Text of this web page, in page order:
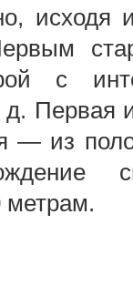
с
д. Первая
— из
метрам.